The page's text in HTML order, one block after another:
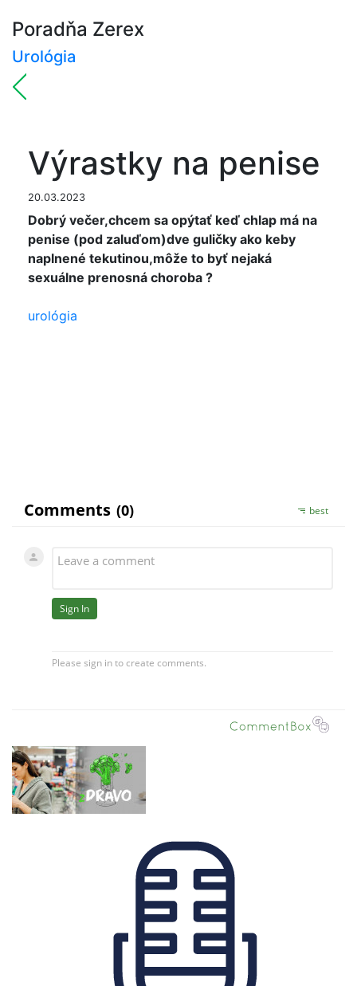
Poradňa Zerex
Urológia
Výrastky na penise
20.03.2023
Dobrý večer,chcem sa opýtať keď chlap má na
penise (pod zaluďom)dve guličky ako keby
naplnené tekutinou,môže to byť nejaká
sexuálne prenosná choroba ?
urológia